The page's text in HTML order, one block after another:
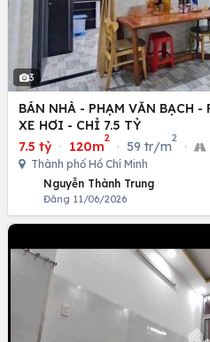
3
BÁN NHÀ - PHẠM VĂN BẠCH -
XE HƠI - CHỈ 7.5 TỶ
7.5 tỷ · 120m
2
· 59 tr/m
2
·
Thành phố Hồ Chí Minh
Nguyễn Thành Trung
Đăng 11/06/2026